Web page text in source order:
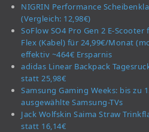
NIGRIN Performance
(Vergleich: 12,98€)
SoFlow SO4 Pro Gen 2 E-Scooter
Flex (Kabel) für 24,99€/Monat
effektiv ~464€ Ersparnis
adidas Linear Backpack
statt 25,98€
Samsung Gaming Weeks: bis zu
ausgewählte Samsung-TVs
Jack Wolfskin Saima Straw
statt 16,14€